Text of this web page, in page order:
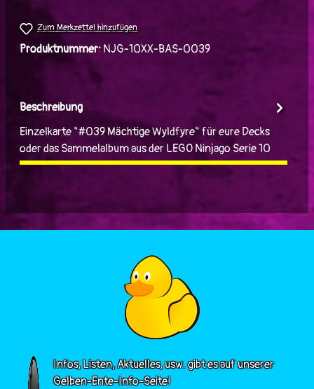
Zum Merkzettel hinzufügen
Produktnummer: NJG-10XX-BAS-0039
Beschreibung
Einzelkarte "#039 Mächtige Wyldfyre" für eure Decks
oder das Sammelalbum aus der LEGO Ninjago Serie 10
Infos, Listen, Aktuelles, usw. gibt es auf unserer
Gelben-Ente-Info-Seite!